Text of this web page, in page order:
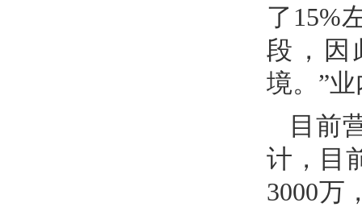
了15%
段，因
境。”
目前
计，目
3000万